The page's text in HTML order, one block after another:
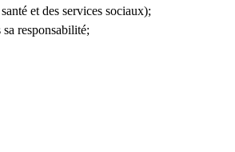
et des services sociaux);
responsabilité;